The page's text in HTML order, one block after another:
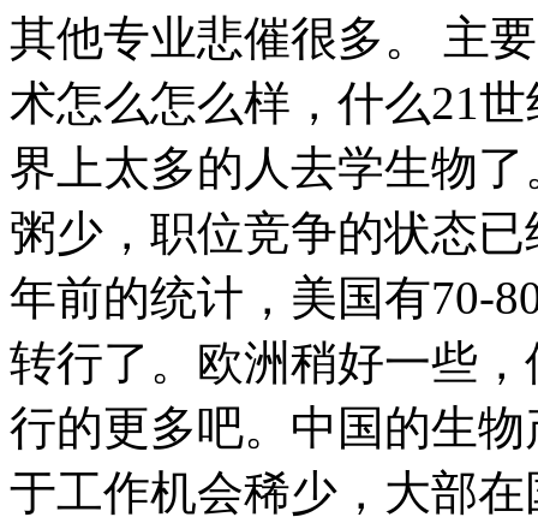
其他专业悲催很多。 主
术怎么怎么样，什么21
界上太多的人去学生物
粥少，职位竞争的状态
年前的统计，美国有70-
转行了。欧洲稍好一些
行的更多吧。中国的生
于工作机会稀少，大部